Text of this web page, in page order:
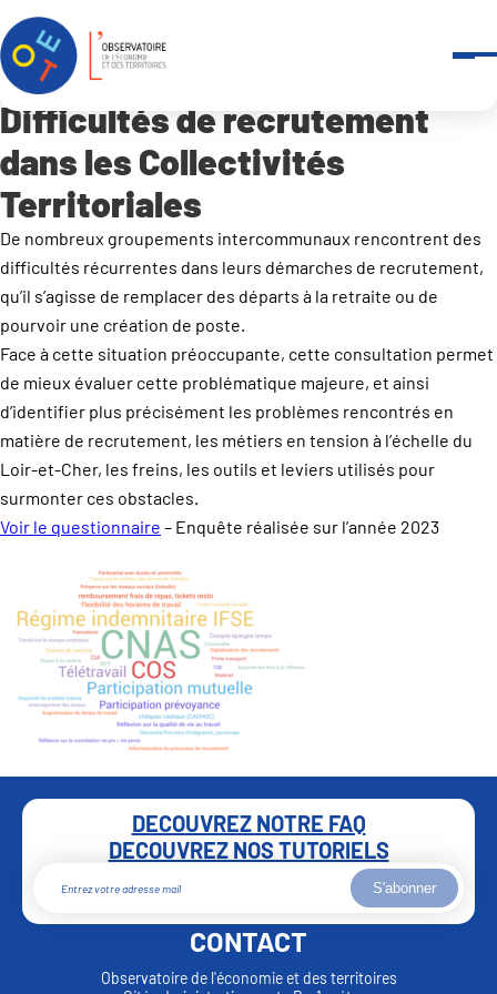
Accueil Outils et services
Difficultés de recrutement dans les Collectivités Territoriales
Difficultés de recrutement
dans les Collectivités
Territoriales
De nombreux groupements intercommunaux rencontrent des
difficultés récurrentes dans leurs démarches de recrutement,
qu’il s’agisse de remplacer des départs à la retraite ou de
pourvoir une création de poste.
Face à cette situation préoccupante, cette consultation permet
de mieux évaluer cette problématique majeure, et ainsi
d’identifier plus précisément les problèmes rencontrés en
matière de recrutement, les métiers en tension à l’échelle du
Loir-et-Cher, les freins, les outils et leviers utilisés pour
surmonter ces obstacles.
Voir le questionnaire – Enquête réalisée sur l’année 2023
DECOUVREZ NOTRE FAQ
DECOUVREZ NOS TUTORIELS
S'abonner
CONTACT
Observatoire de l'économie et des territoires